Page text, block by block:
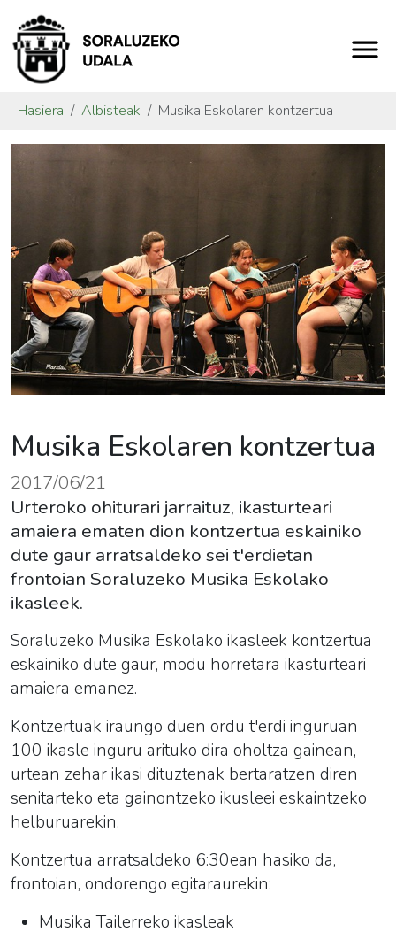
Hasiera Albisteak Musika Eskolaren kontzertua
Musika Eskolaren kontzertua
2017/06/21
Urteroko ohiturari jarraituz, ikasturteari
amaiera ematen dion kontzertua eskainiko
dute gaur arratsaldeko sei t'erdietan
frontoian Soraluzeko Musika Eskolako
ikasleek.
Soraluzeko Musika Eskolako ikasleek kontzertua
eskainiko dute gaur, modu horretara ikasturteari
amaiera emanez.
Kontzertuak iraungo duen ordu t'erdi inguruan
100 ikasle inguru arituko dira oholtza gainean,
urtean zehar ikasi dituztenak bertaratzen diren
senitarteko eta gainontzeko ikusleei eskaintzeko
helburuarekin.
Kontzertua arratsaldeko 6:30ean hasiko da,
frontoian, ondorengo egitaraurekin:
Musika Tailerreko ikasleak